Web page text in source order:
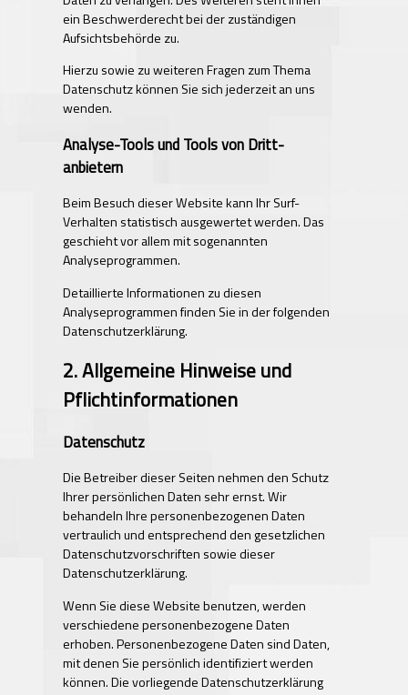
ein Beschwerderecht bei der zuständigen
Aufsichtsbehörde zu.
Hierzu sowie zu weiteren Fragen zum Thema
Datenschutz können Sie sich jederzeit an uns
wenden.
Analyse-Tools und Tools von Dritt­
anbietern
Beim Besuch dieser Website kann Ihr Surf-
Verhalten statistisch ausgewertet werden. Das
geschieht vor allem mit sogenannten
Analyseprogrammen.
Detaillierte Informationen zu diesen
Analyseprogrammen finden Sie in der folgenden
Datenschutzerklärung.
2. Allgemeine Hinweise und
Pflicht­informationen
Datenschutz
Die Betreiber dieser Seiten nehmen den Schutz
Ihrer persönlichen Daten sehr ernst. Wir
behandeln Ihre personenbezogenen Daten
vertraulich und entsprechend den gesetzlichen
Datenschutzvorschriften sowie dieser
Datenschutzerklärung.
Wenn Sie diese Website benutzen, werden
verschiedene personenbezogene Daten
erhoben. Personenbezogene Daten sind Daten,
mit denen Sie persönlich identifiziert werden
können. Die vorliegende Datenschutzerklärung